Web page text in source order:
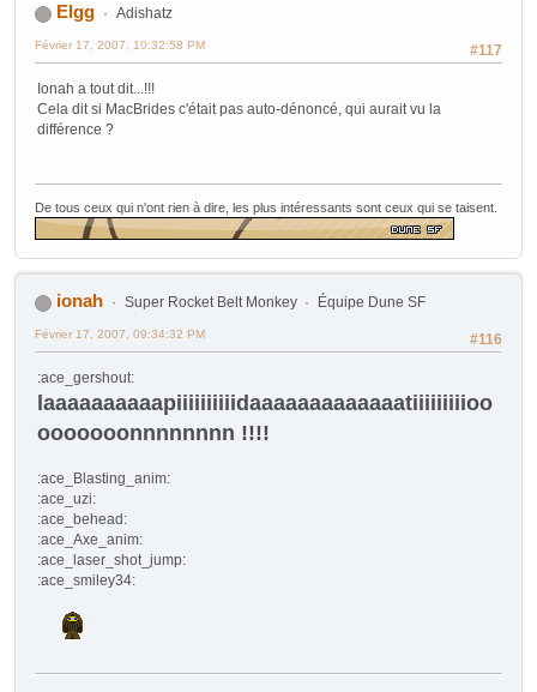
Elgg Adishatz
#117
Février 17, 2007, 10:32:58 PM
Ionah a tout dit...!!!
Cela dit si MacBrides c'était pas auto-dénoncé, qui aurait vu la
différence ?
De tous ceux qui n'ont rien à dire, les plus intéressants sont ceux qui se taisent.
ionah Super Rocket Belt Monkey Équipe Dune SF
#116
Février 17, 2007, 09:34:32 PM
:ace_gershout:
laaaaaaaaaapiiiiiiiiiidaaaaaaaaaaaaatiiiiiiiiioo
ooooooonnnnnnnn !!!!
:ace_Blasting_anim:
:ace_uzi:
:ace_behead:
:ace_Axe_anim:
:ace_laser_shot_jump:
:ace_smiley34: